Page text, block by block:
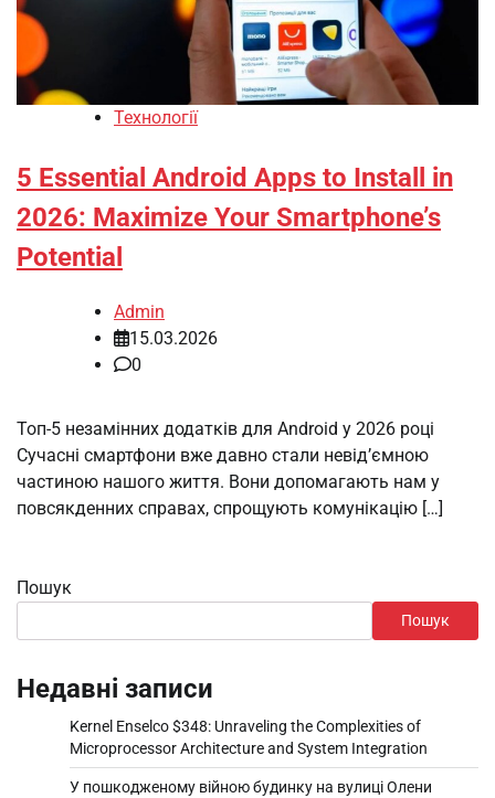
Технології
5 Essential Android Apps to Install in
2026: Maximize Your Smartphone’s
Potential
Admin
15.03.2026
0
Топ-5 незамінних додатків для Android у 2026 році
Сучасні смартфони вже давно стали невід’ємною
частиною нашого життя. Вони допомагають нам у
повсякденних справах, спрощують комунікацію […]
Пошук
Пошук
Недавні записи
Kernel Enselco $348: Unraveling the Complexities of
Microprocessor Architecture and System Integration
У пошкодженому війною будинку на вулиці Олени